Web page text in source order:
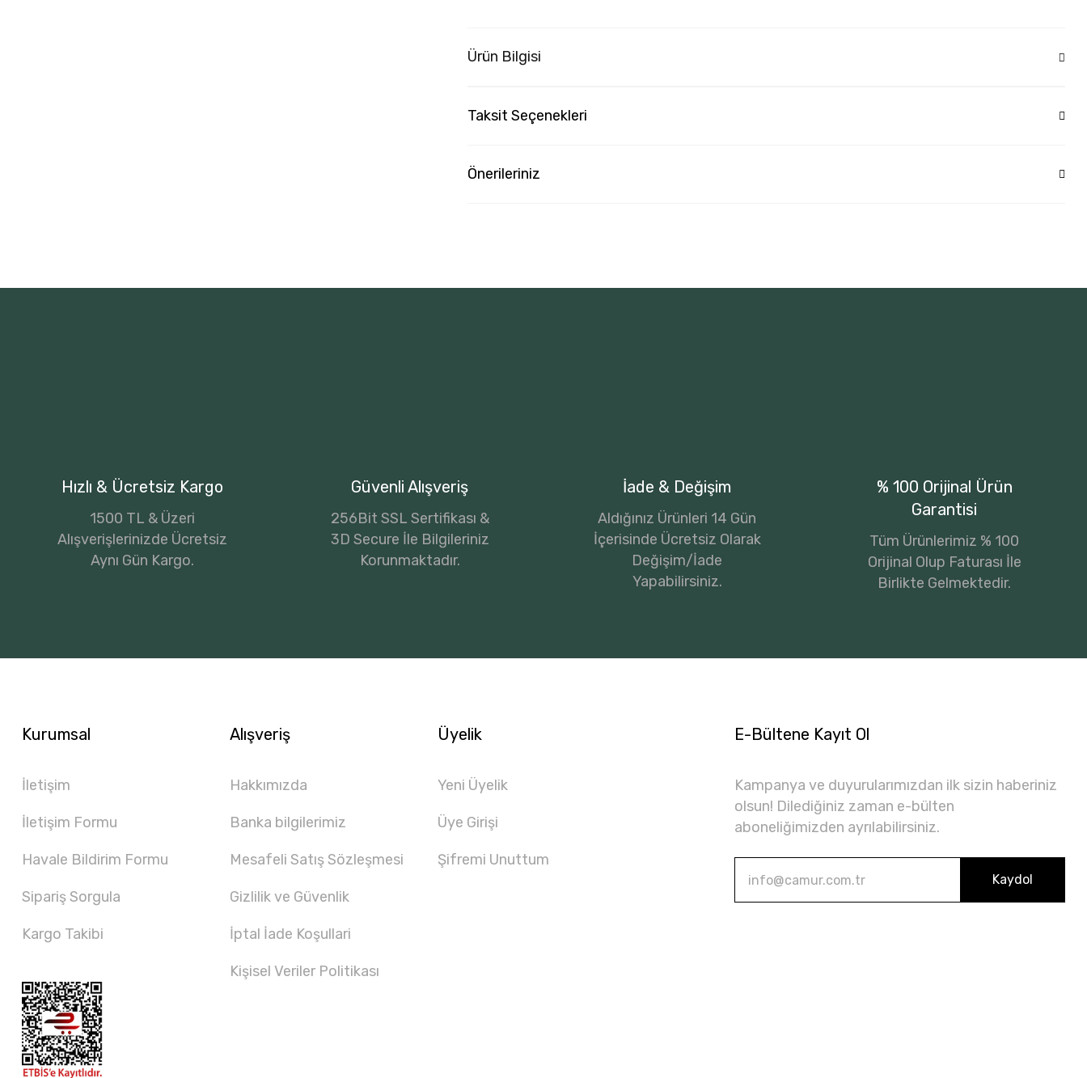
Ürün Bilgisi
Taksit Seçenekleri
Önerileriniz
Hızlı & Ücretsiz Kargo
1500 TL & Üzeri
Alışverişlerinizde Ücretsiz
Aynı Gün Kargo.
Güvenli Alışveriş
256Bit SSL Sertifikası &
3D Secure İle Bilgileriniz
Korunmaktadır.
İade & Değişim
Aldığınız Ürünleri 14 Gün
İçerisinde Ücretsiz Olarak
Değişim/İade
Yapabilirsiniz.
% 100 Orijinal Ürün
Garantisi
Tüm Ürünlerimiz % 100
Orijinal Olup Faturası İle
Birlikte Gelmektedir.
Kurumsal
İletişim
İletişim Formu
Havale Bildirim Formu
Sipariş Sorgula
Kargo Takibi
Alışveriş
Hakkımızda
Banka bilgilerimiz
Mesafeli Satış Sözleşmesi
Gizlilik ve Güvenlik
İptal İade Koşullari
Kişisel Veriler Politikası
Üyelik
Yeni Üyelik
Üye Girişi
Şifremi Unuttum
E-Bültene Kayıt Ol
Kampanya ve duyurularımızdan ilk sizin haberiniz
olsun! Dilediğiniz zaman e-bülten
aboneliğimizden ayrılabilirsiniz.
Kaydol